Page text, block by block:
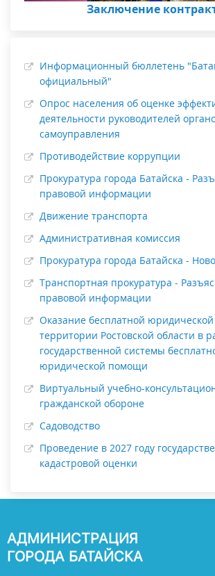
Заключение
Информационный бюллетень
официальный"
Опрос населения об оценке
деятельности руководителей
самоуправления
Противодействие коррупции
Прокуратура города Батайска -
правовой информации
Движение транспорта
Административная комиссия
Прокуратура города Батайска -
Транспортная прокуратура -
правовой информации
Оказание бесплатной
территории Ростовской области в
государственной системы
юридической помощи
Виртуальный учебно-
гражданской обороне
Садоводство
Проведение в 2027 году
кадастровой оценки
АДМИНИСТРАЦИЯ
ГОРОДА БАТАЙСКА